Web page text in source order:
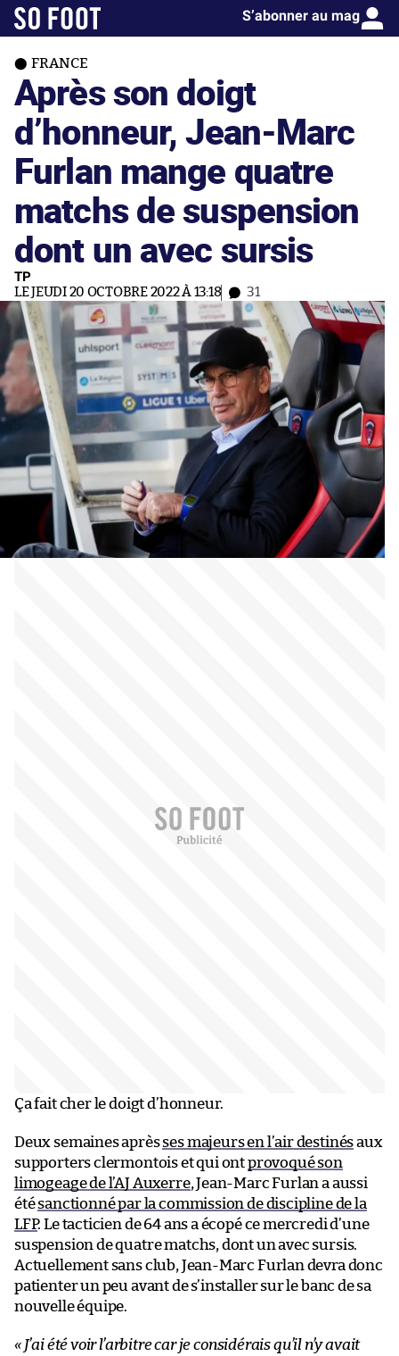
S’abonner au mag
FRANCE
Après son doigt
d’honneur, Jean-Marc
Furlan mange quatre
matchs de suspension
dont un avec sursis
TP
LE JEUDI 20 OCTOBRE 2022 À 13:18 31
Ça fait cher le doigt d’honneur.
Deux semaines aprèsses majeurs en l’air destinésaux
supporters clermontois et qui ontprovoqué son
limogeage de l’AJ Auxerre, Jean-Marc Furlan a aussi
étésanctionné par la commission de discipline de la
LFP. Le tacticien de 64 ans a écopé ce mercredi d’une
suspension de quatre matchs, dont un avec sursis.
Actuellement sans club, Jean-Marc Furlan devra donc
patienter un peu avant de s’installer sur le banc de sa
nouvelle équipe.
« J’ai été voir l’arbitre car je considérais qu’il n’y avait